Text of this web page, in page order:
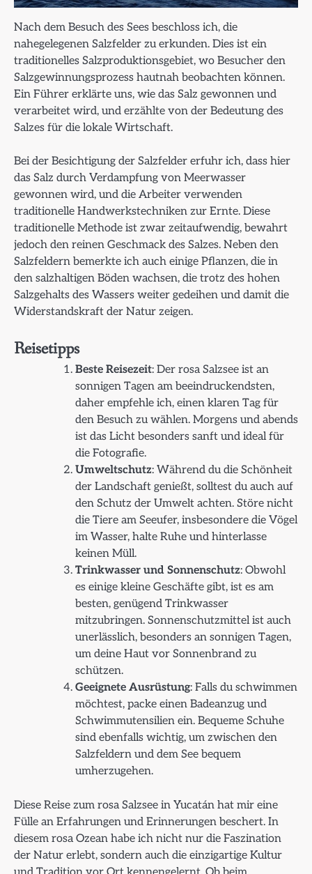
Nach dem Besuch des Sees beschloss ich, die
nahegelegenen Salzfelder zu erkunden. Dies ist ein
traditionelles Salzproduktionsgebiet, wo Besucher den
Salzgewinnungsprozess hautnah beobachten können.
Ein Führer erklärte uns, wie das Salz gewonnen und
verarbeitet wird, und erzählte von der Bedeutung des
Salzes für die lokale Wirtschaft.
Bei der Besichtigung der Salzfelder erfuhr ich, dass hier
das Salz durch Verdampfung von Meerwasser
gewonnen wird, und die Arbeiter verwenden
traditionelle Handwerkstechniken zur Ernte. Diese
traditionelle Methode ist zwar zeitaufwendig, bewahrt
jedoch den reinen Geschmack des Salzes. Neben den
Salzfeldern bemerkte ich auch einige Pflanzen, die in
den salzhaltigen Böden wachsen, die trotz des hohen
Salzgehalts des Wassers weiter gedeihen und damit die
Widerstandskraft der Natur zeigen.
Reisetipps
Beste Reisezeit: Der rosa Salzsee ist an
sonnigen Tagen am beeindruckendsten,
daher empfehle ich, einen klaren Tag für
den Besuch zu wählen. Morgens und abends
ist das Licht besonders sanft und ideal für
die Fotografie.
Umweltschutz: Während du die Schönheit
der Landschaft genießt, solltest du auch auf
den Schutz der Umwelt achten. Störe nicht
die Tiere am Seeufer, insbesondere die Vögel
im Wasser, halte Ruhe und hinterlasse
keinen Müll.
Trinkwasser und Sonnenschutz: Obwohl
es einige kleine Geschäfte gibt, ist es am
besten, genügend Trinkwasser
mitzubringen. Sonnenschutzmittel ist auch
unerlässlich, besonders an sonnigen Tagen,
um deine Haut vor Sonnenbrand zu
schützen.
Geeignete Ausrüstung: Falls du schwimmen
möchtest, packe einen Badeanzug und
Schwimmutensilien ein. Bequeme Schuhe
sind ebenfalls wichtig, um zwischen den
Salzfeldern und dem See bequem
umherzugehen.
Diese Reise zum rosa Salzsee in Yucatán hat mir eine
Fülle an Erfahrungen und Erinnerungen beschert. In
diesem rosa Ozean habe ich nicht nur die Faszination
der Natur erlebt, sondern auch die einzigartige Kultur